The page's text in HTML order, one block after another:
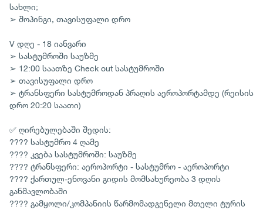
სახლი;
➢ შოპინგი, თავისუფალი დრო
V დღე - 18 იანვარი
➢ სასტუმროში საუზმე
➢ 12:00 საათზე Check out სასტუმროში
➢ თავისუფალი დრო
➢ ტრანსფერი სასტუმროდან პრაღის აეროპორტამდე (რეისის
დრო 20:20 საათი)
✅ ღირებულებაში შედის:
???? სასტუმრო 4 ღამე
???? კვება სასტუმროში: საუზმე
???? ტრანსფერი: აეროპორტი - სასტუმრო - აეროპორტი
???? ქართულ-ენოვანი გიდის მომსახურეობა 3 დღის
განმავლობაში
???? გამყოლი/კომპანიის წარმომადგენელი მთელი ტურის